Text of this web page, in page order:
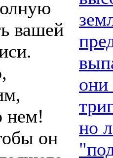
вашей
нем!
он
они
но